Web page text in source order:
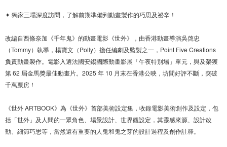
✦ 獨家三場深度訪問，了解前期準備到動畫製作的巧思及祕辛！
改編自西條奈加《千年鬼》的動畫電影《世外》，由香港動畫導演吳啓忠
（Tommy）執導，楊寶文（Polly）擔任編劇及監製之一，Point Five Creations
負責動畫製作。電影入選法國安錫國際動畫影展「午夜特別場」單元，與及榮獲
第 62 屆金馬獎最佳動畫片。2025 年 10 月末在香港公映，坊間好評不斷，突破
千萬票房！
《世外 ARTBOOK》為《世外》首部美術設定集，收錄電影美術創作及設定，包
括「世外」及人間的一眾角色、場景設計、世界觀設定，其靈感來源、設計改
動、細節巧思等，當然還有重要的人鬼和鬼之芽的設計過程及創作註釋。